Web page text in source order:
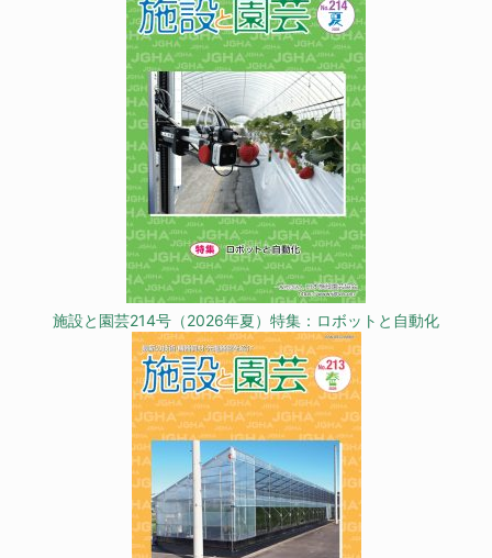
施設と園芸214号（2026年夏）特集：ロボットと自動化